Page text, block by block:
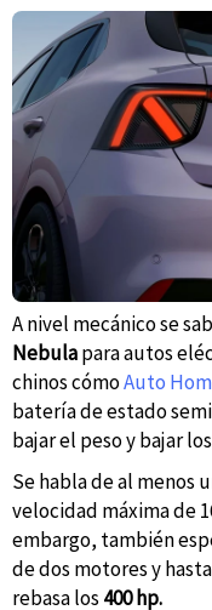
A nivel mecánico se
Nebulapara autos
chinos cómoAuto
batería de estado
bajar el peso y bajar
Se habla de al menos
velocidad máxima de
embargo, también
de dos motores y
rebasa los 400 hp.